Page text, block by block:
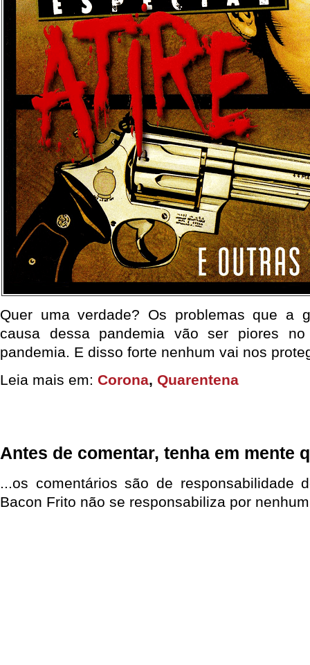
Quer uma verdade? Os problemas que a
causa dessa pandemia vão ser piores
pandemia. E disso forte nenhum vai nos
Leia mais em: Corona, Quarentena
Antes de comentar, tenha em mente
...os comentários são de responsabilidade
Bacon Frito não se responsabiliza por